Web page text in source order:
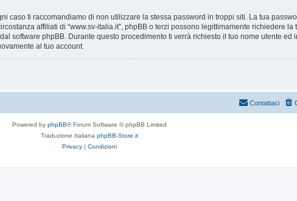
caso ti raccomandiamo di non utilizzare la stessa password in troppi siti. La tua
affiliati di “www.sv-italia.it”, phpBB o terzi possono legittimamente richiedere
software phpBB. Durante questo procedimento ti verrà richiesto il tuo nome utente
al tuo account.
Contattaci
Powered by phpBB® Forum Software © phpBB Limited
Traduzione Italiana phpBB-Store.it
Privacy | Condizioni